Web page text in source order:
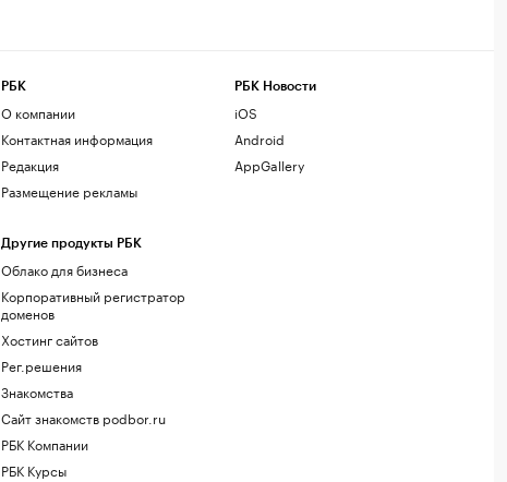
РБК
О компании
Контактная информация
Редакция
Размещение рекламы
Другие продукты РБК
Облако для бизнеса
Корпоративный регистратор
доменов
Хостинг сайтов
Рег.решения
Знакомства
Сайт знакомств podbor.ru
РБК Компании
РБК Курсы
РБК Новости
iOS
Android
AppGallery